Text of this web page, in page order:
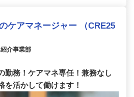
ケアマネージャー （CRE25
介事業部
勤務！ケアマネ専任！兼務なし
活かして働けます！